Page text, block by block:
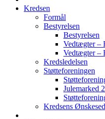
Kredsen
Formål
Bestyrelsen
Bestyrelsen
Vedtægter –
Vedtægter –
Kredsledelsen
Støtteforeningen
Julemarked
Kredsens